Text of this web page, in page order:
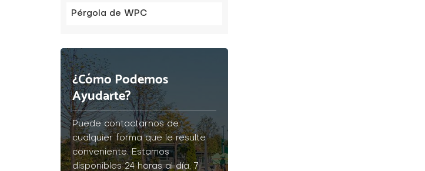
Pérgola de WPC
¿Cómo Podemos
Ayudarte?
Puede contactarnos de
cualquier forma que le resulte
conveniente. Estamos
disponibles 24 horas al día, 7